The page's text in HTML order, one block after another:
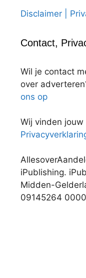
Disclaimer |
Contact,
Wil je contact
over
ons op
Wij vinden
iPublishing.
Midden-
09145264